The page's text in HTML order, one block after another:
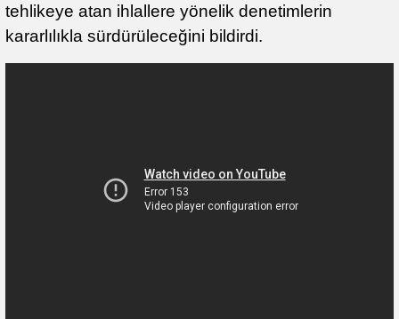
tehlikeye atan ihlallere yönelik denetimlerin
kararlılıkla sürdürüleceğini bildirdi.